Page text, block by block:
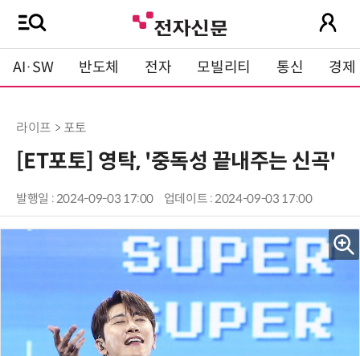
AI·SW 반도체 전자 모빌리티 통신 경제
라이프 > 포토
[ET포토] 영탁, '중독성 끝내주는 신곡'
발행일 : 2024-09-03 17:00 업데이트 : 2024-09-03 17:00